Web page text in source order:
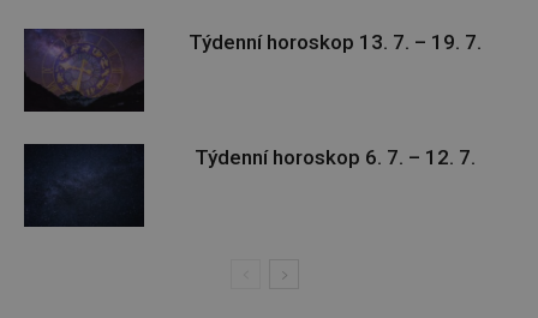
Týdenní horoskop 13. 7. – 19. 7.
Týdenní horoskop 6. 7. – 12. 7.